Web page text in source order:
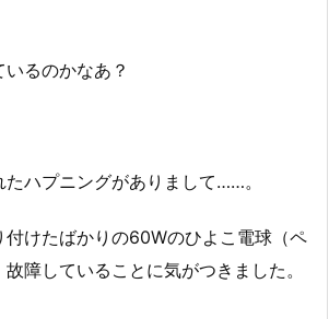
るのかなあ？
ハプニングがありまして……。
付けたばかりの60Wのひよこ電球（ペ
障していることに気がつきました。